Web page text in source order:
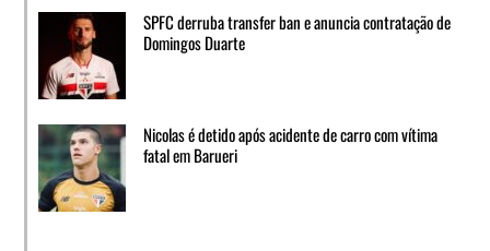
SPFC derruba transfer ban e anuncia contratação de
Domingos Duarte
Nicolas é detido após acidente de carro com vítima
fatal em Barueri